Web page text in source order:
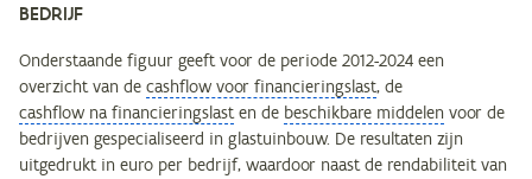
BEDRIJF
Onderstaande figuur geeft voor de periode 2012-2024 een
overzicht van de cashflow voor financieringslast, de
cashflow na financieringslasten de beschikbare middelen voor de
bedrijven gespecialiseerd in glastuinbouw. De resultaten zijn
uitgedrukt in euro per bedrijf, waardoor naast de rendabiliteit van